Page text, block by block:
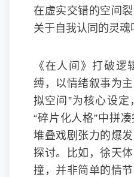
在虚实交错的空间
关于自我认同的灵魂
《在人间》打破逻
缚，以情绪叙事为主
拟空间”为核心设
“碎片化人格”中拼
堆叠戏剧张力的爆
探讨。比如，徐天
撞，并非简单的情